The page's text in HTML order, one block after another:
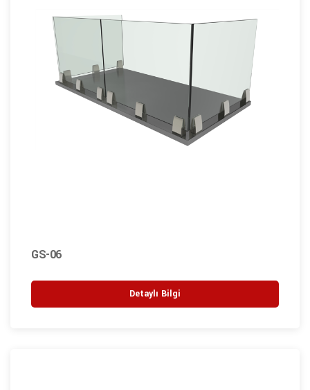
GS-06
Detaylı Bilgi